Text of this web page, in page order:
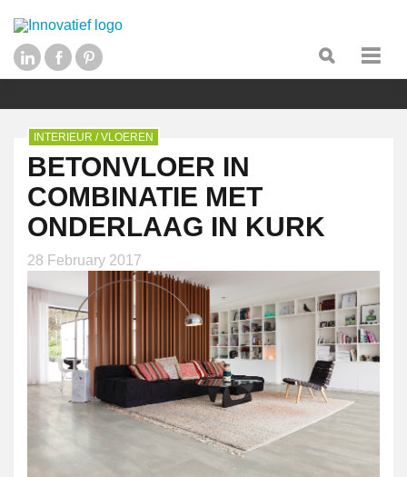
INTERIEUR /VLOEREN
BETONVLOER IN
COMBINATIE MET
ONDERLAAG IN KURK
28 February 2017